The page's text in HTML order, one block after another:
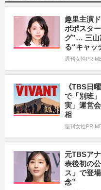
趣里主演
ボポスタ
グ”… 三山
る“キャッ
週刊女性
《TBS日
で「別班
実」運営
相
週刊女性
元TBSア
表後初の
ス」で登
念”